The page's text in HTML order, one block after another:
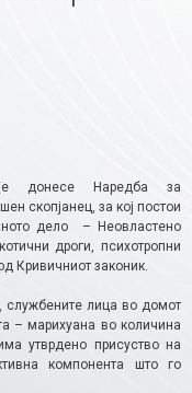
донесе Наредба за
скопјанец, за кој постои
дело – Неовластено
дроги, психотропни
Кривичниот законик.
службените лица во домот
– марихуана во количина
утврдено присуство на
компонента што го